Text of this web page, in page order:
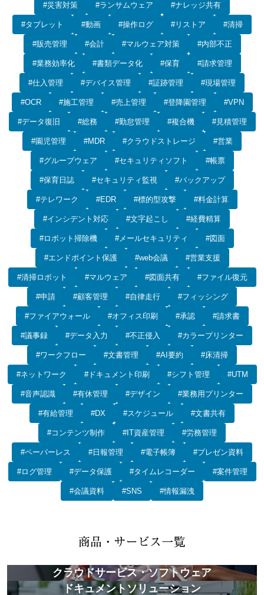
#災害対策 #ランサムウェア #ナレッジ共有
#タブレット #動画 #操作ログ #リストア #清掃
#販売管理 #会計 #マルウェア対策 #内部不正
#業務効率化 #書類データ化 #保育 #請求管理
#仕入管理 #デバイス管理 #証跡管理 #現場管理
#OCR #施工管理 #売上管理 #登降園管理 #VPN
#データ復旧 #総務 #勤怠管理 #複合機 #見積管理
#園児管理 #MDR #クラウドストレージ #営業
#グループウェア #セキュリティソフト #帳票
#保育日誌 #セキュリティ監視 #バックアップ
#テレワーク #EDR #標的型攻撃 #料金計算
#インシデント対応 #文字起こし #経費精算
#ロボット掃除機 #メールセキュリティ #図面
#エンドポイント保護 #web会議 #営業支援
#清掃ロボット #マルウェア #図面共有 #ファイル復元
#申請 #顧客管理 #自律走行 #フィッシング
#ファイアウォール #オフィス印刷 #承認 #請求書
#議事録 #データ入力 #不正侵入 #カラープリンター
#ワークフロー #文書管理 #AI要約 #床清掃
#ネットワーク #ドキュメント印刷 #シフト管理 #UTM
#音声認識 #有休管理 #デザイン #業務用プリンター
#有給管理 #DX #スケジュール #文書共有
#コンテンツ制作 #IT資産管理 #労務管理
#ペーパーレス #日報管理 #電子帳簿 #プレゼン資料
#ログ管理 #データ保護 #タイムレコーダー #案件管理
#会議資料 #SNS #情報漏洩
クラウドサービス・ソフトウェア
ドキュメントソリューション